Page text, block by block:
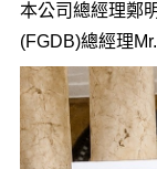
本公司總經理鄭
(FGDB)總經理